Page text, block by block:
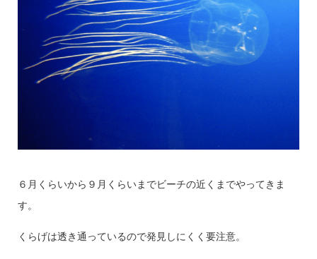
６月くらいから９月くらいまでビーチの近くまでやってきま
す。
くらげは透き通っているので発見しにくく要注意。